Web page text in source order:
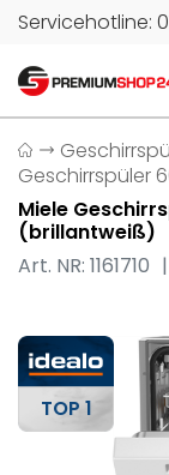
Servicehotline:
Geschirrspüler
Miele
(brillantweiß)
Art. NR: 1161710
TOP 1